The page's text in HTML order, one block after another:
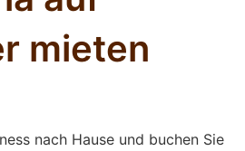
mieten
nach Hause und buchen Sie